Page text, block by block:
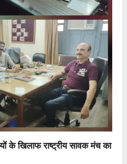
के खिलाफ राष्ट्रीय सावक मंच का